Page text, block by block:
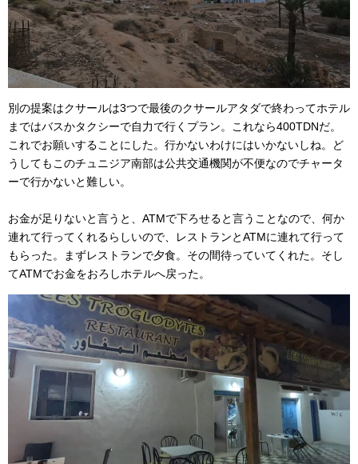
別の提案はクサールは3つで最後のクサールアタダで終わってホテル
まではバスかタクシーで自力で行くプラン。これなら400TDNだ。
これでお願いすることにした。行かないわけにはいかないしね。ど
うしてもこのチュニジア南部は公共交通機関が不便なのでチャータ
ーで行かないと難しい。
お金が足りないと言うと、ATMで下ろせると言うことなので、何か
連れて行ってくれるらしいので、レストランとATMに連れて行って
もらった。まずレストランで夕食。その間待っていてくれた。そし
てATMでお金をおろしホテルへ戻った。